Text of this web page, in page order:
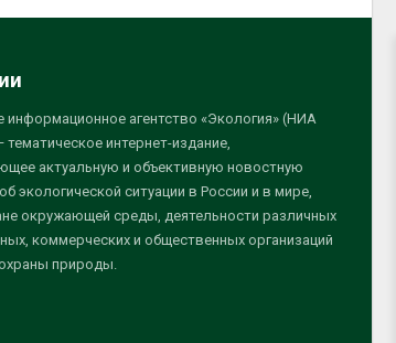
информационное агентство «Экология» (НИА
тематическое интернет-издание,
актуальную и объективную новостную
экологической ситуации в России и в мире,
окружающей среды, деятельности различных
коммерческих и общественных организаций
природы.